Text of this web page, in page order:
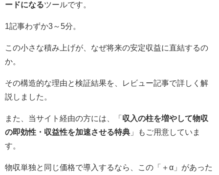
ードになるツールです。
1記事わずか3～5分。
この小さな積み上げが、なぜ将来の安定収益に直結するの
か。
その構造的な理由と検証結果を、レビュー記事で詳しく解
説しました。
また、当サイト経由の方には、「 収入の柱を増やして物収
の即効性・収益性を加速させる特典 」もご用意していま
す。
物収単独と同じ価格で導入するなら、この「＋α」があった